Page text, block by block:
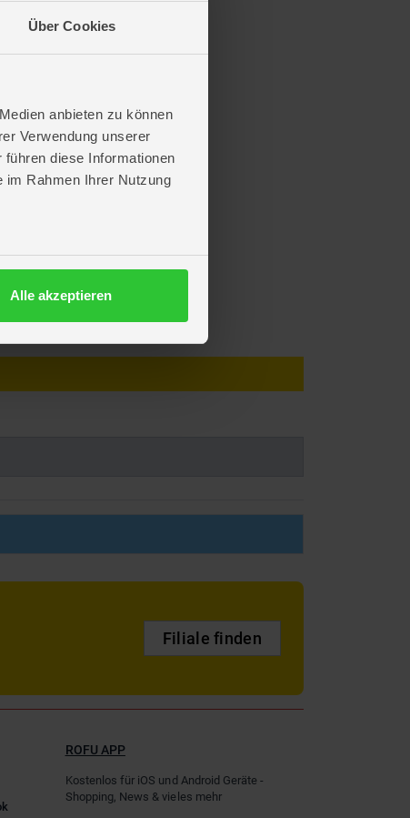
Über Cookies
anbieten zu können
Verwendung unserer
diese Informationen
im Rahmen Ihrer Nutzung
Alle akzeptieren
Filiale finden
ROFU APP
Kostenlos für iOS und Android Geräte -
Shopping, News & vieles mehr